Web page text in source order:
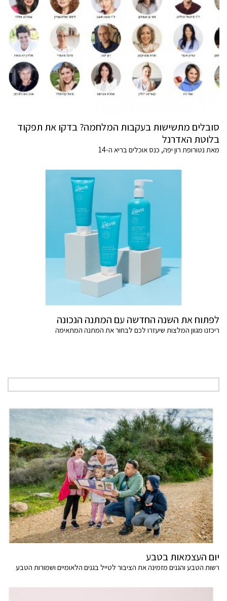
סובלים מתשישות בעקבות המלחמה? בדקו את תפקוד
בלוטת האדרנל
מאת נטורופת רון יפה, כנס אוכלים בריא ה-14
לפתוח את השנה החדשה עם המתנה הנכונה
ריכזנו מגוון המלצות שיעזרו לכם לבחור את המתנה המתאימה
יום העצמאות בטבע
רשות הטבע והגנים מזמינה את הציבור לטייל בגנים הלאומיים ושמורות הטבע